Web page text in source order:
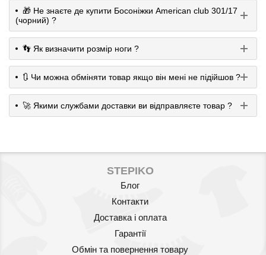
🎁 Не знаєте де купити Босоніжки American club 301/17
(чорний) ?
👣 Як визначити розмір ноги ?
🔃 Чи можна обміняти товар якщо він мені не підійшов ?
🚀 Якими службами доставки ви відправляєте товар ?
STEPIKO
Блог
Контакти
Доставка і оплата
Гарантії
Обмін та повернення товару